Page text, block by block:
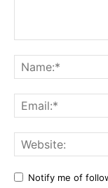
Notify me of